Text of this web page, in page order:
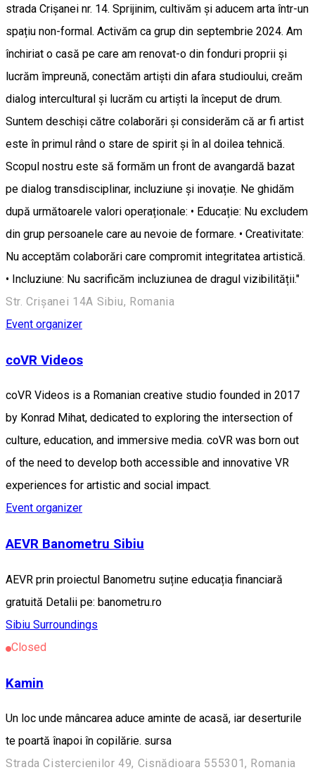
strada Crișanei nr. 14. Sprijinim, cultivăm și aducem arta într-un
spațiu non-formal. Activăm ca grup din septembrie 2024. Am
închiriat o casă pe care am renovat-o din fonduri proprii și
lucrăm împreună, conectăm artiști din afara studioului, creăm
dialog intercultural și lucrăm cu artiști la început de drum.
Suntem deschiși către colaborări și considerăm că ar fi artist
este în primul rând o stare de spirit și în al doilea tehnică.
Scopul nostru este să formăm un front de avangardă bazat
pe dialog transdisciplinar, incluziune și inovație. Ne ghidăm
după următoarele valori operaționale: • Educație: Nu excludem
din grup persoanele care au nevoie de formare. • Creativitate:
Nu acceptăm colaborări care compromit integritatea artistică.
• Incluziune: Nu sacrificăm incluziunea de dragul vizibilității."
Str. Crișanei 14A Sibiu, Romania
Event organizer
coVR Videos
coVR Videos is a Romanian creative studio founded in 2017
by Konrad Mihat, dedicated to exploring the intersection of
culture, education, and immersive media. coVR was born out
of the need to develop both accessible and innovative VR
experiences for artistic and social impact.
Event organizer
AEVR Banometru Sibiu
AEVR prin proiectul Banometru suține educația financiară
gratuită Detalii pe: banometru.ro
Sibiu Surroundings
Closed
Kamin
Un loc unde mâncarea aduce aminte de acasă, iar deserturile
te poartă înapoi în copilărie. sursa
Strada Cistercienilor 49, Cisnădioara 555301, Romania